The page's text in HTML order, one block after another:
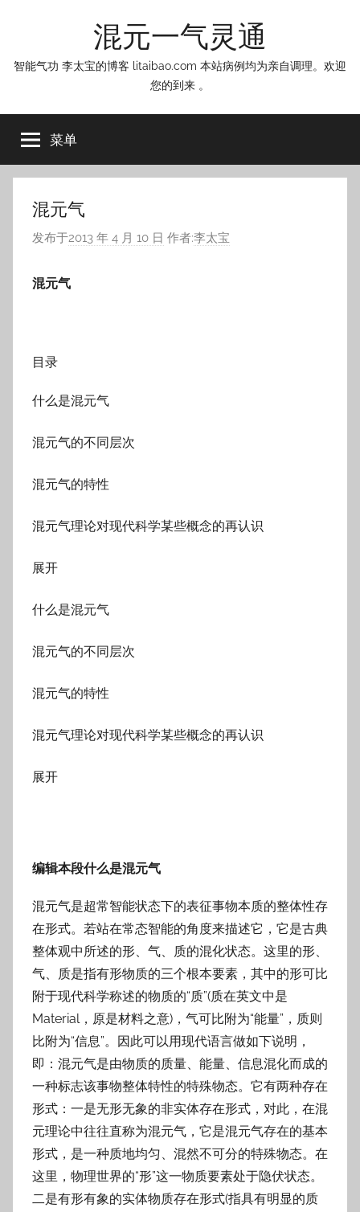
混元一气灵通
智能气功 李太宝的博客 litaibao.com 本站病例均为亲自调理。欢迎
您的到来 。
菜单
混元气
发布于2013 年 4 月 10 日 作者:李太宝
混元气
目录
什么是混元气
混元气的不同层次
混元气的特性
混元气理论对现代科学某些概念的再认识
展开
什么是混元气
混元气的不同层次
混元气的特性
混元气理论对现代科学某些概念的再认识
展开
编辑本段什么是混元气
混元气是超常智能状态下的表征事物本质的整体性存
在形式。若站在常态智能的角度来描述它，它是古典
整体观中所述的形、气、质的混化状态。这里的形、
气、质是指有形物质的三个根本要素，其中的形可比
附于现代科学称述的物质的“质”(质在英文中是
Material，原是材料之意)，气可比附为“能量”，质则
比附为“信息”。因此可以用现代语言做如下说明，
即：混元气是由物质的质量、能量、信息混化而成的
一种标志该事物整体特性的特殊物态。它有两种存在
形式：一是无形无象的非实体存在形式，对此，在混
元理论中往往直称为混元气，它是混元气存在的基本
形式，是一种质地均匀、混然不可分的特殊物态。在
这里，物理世界的“形”这一物质要素处于隐伏状态。
二是有形有象的实体物质存在形式(指具有明显的质